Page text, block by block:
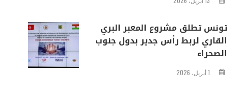
تونس تطلق مشروع المعبر البري
القاري لربط رأس جدير بدول جنوب
الصحراء
1 أبريل، 2026